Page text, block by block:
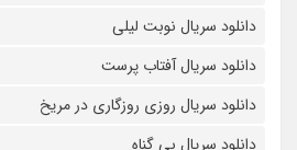
دانلود سریال نوبت لیلی
دانلود سریال آفتاب پرست
دانلود سریال روزی روزگاری در مریخ
دانلود سریال بی گناه